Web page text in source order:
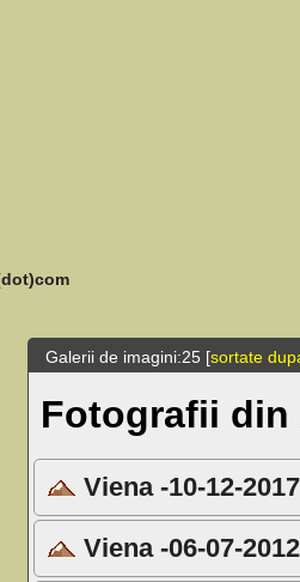
Galerii de imagini:25 [sortate
Fotografii din
Viena -10-12-2017
Viena -06-07-2012